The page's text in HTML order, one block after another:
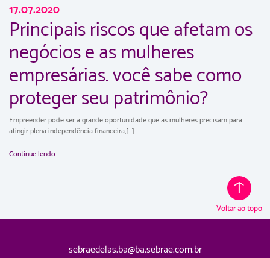
17.07.2020
Principais riscos que afetam os
negócios e as mulheres
empresárias. você sabe como
proteger seu patrimônio?
Empreender pode ser a grande oportunidade que as mulheres precisam para
atingir plena independência financeira,[...]
Continue lendo
Voltar ao topo
sebraedelas.ba@ba.sebrae.com.br